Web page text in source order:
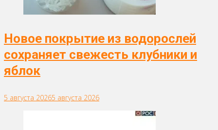
Новое покрытие из водорослей
сохраняет свежесть клубники и
яблок
5 августа 20265 августа 2026